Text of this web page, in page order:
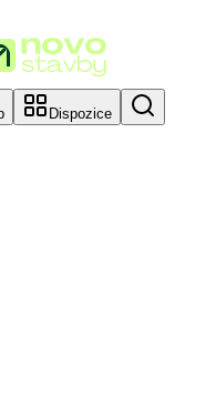
Dispozice